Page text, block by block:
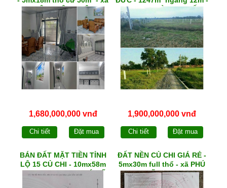
TÂN THÔNG HỘI
1,680,000,000 vnđ
Chi tiết Đặt mua
HXH 1/ ĐOÀN THỊ MỐI
1,900,000,000 vnđ
Chi tiết Đặt mua
BÁN ĐẤT MẶT TIỀN TỈNH
LỘ 15 CỦ CHI - 10mx58m
thổ cư 22m² - xã PHÚ MỸ
HƯNG
ĐẤT NỀN CỦ CHI GIÁ RẺ -
5mx30m full thổ - xã PHÚ
MỸ HƯNG